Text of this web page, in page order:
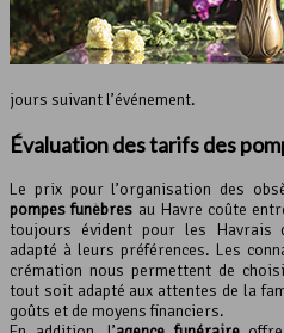
jours suivant l’événement.
Évaluation des tarifs des
Le prix pour l’organisation des
pompes funèbres au Havre coûte
toujours évident pour les Havrais
adapté à leurs préférences. Les
crémation nous permettent de
tout soit adapté aux attentes de la
goûts et de moyens financiers.